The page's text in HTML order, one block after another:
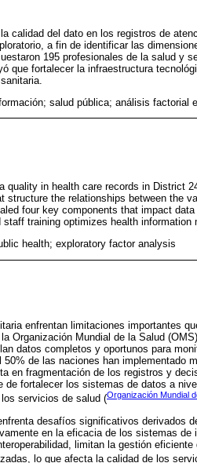
calidad del dato en los registros de
a fin de identificar las
195 profesionales de la salud y
que fortalecer la infraestructura
salud pública; análisis factorial
in health care records in District
the relationships between the
four key components that impact
training optimizes health information
health; exploratory factor analysis
enfrentan limitaciones importantes
Organización Mundial de la Salud
datos completos y oportunos para
de las naciones han implementado
en fragmentación de los registros y
de fortalecer los sistemas de datos a
servicios de salud (Organización Mundial
desafíos significativos derivados
en la eficacia de los sistemas de
limitan la gestión
lo que afecta la calidad de los